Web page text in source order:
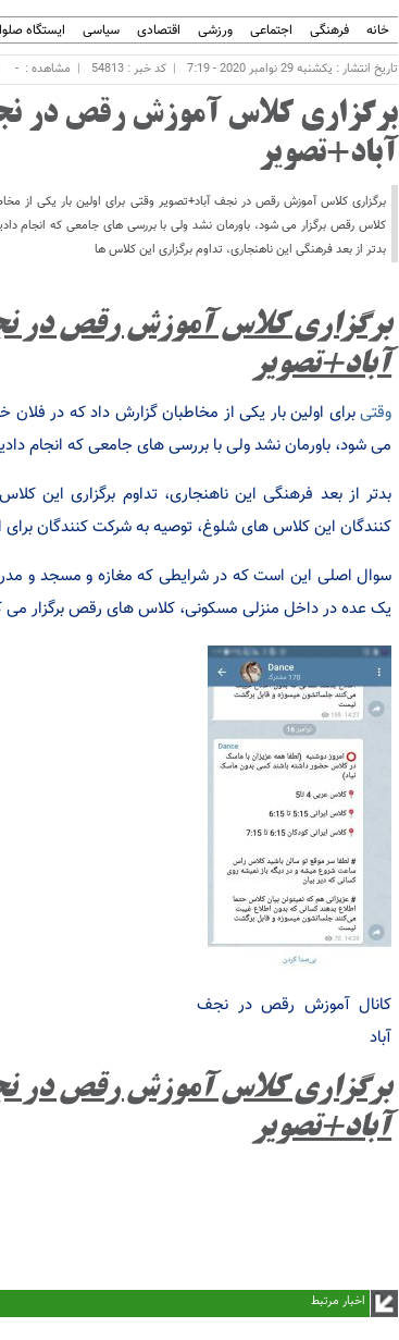
خانه فرهنگی اجتماعی ورزشی اقتصادی سیاسی ایستگاه
تاریخ انتشار : یکشنبه 29 نوامبر 2020 - 7:19 کد خبر : 54813 مشاهده : -
برگزاری کلاس آموزش رقص در
آباد+تصویر
برگزاری کلاس آموزش رقص در نجف آباد+تصویر وقتی برای اولین بار یکی از
کلاس رقص برگزار می شود، باورمان نشد ولی با بررسی های جامعی که انجام
بدتر از بعد فرهنگی این ناهنجاری، تداوم برگزاری این کلاس ها
برگزاری کلاس آموزش رقص در
آباد+تصویر
وقتیبرای اولین بار یکی از مخاطبان گزارش داد که در فلان
می شود، باورمان نشد ولی با بررسی های جامعی که انجام
بدتر از بعد فرهنگی این ناهنجاری، تداوم برگزاری این
کنندگان این کلاس های شلوغ، توصیه به شرکت کنندگان
سوال اصلی این است که در شرایطی که مغازه و مسجد و
یک عده در داخل منزلی مسکونی، کلاس های رقص برگزار می
کانال آموزش رقص در نجف
آباد
برگزاری کلاس آموزش رقص در
آباد+تصویر
اخبار مرتبط